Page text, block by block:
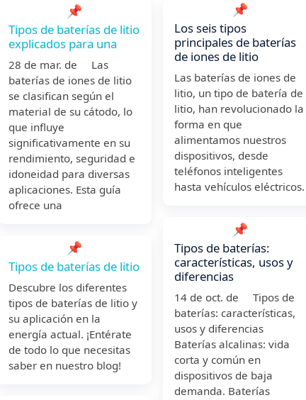
📌
Tipos de baterías de litio
explicados para una
28 de mar. de Las
baterías de iones de litio
se clasifican según el
material de su cátodo, lo
que influye
significativamente en su
rendimiento, seguridad e
idoneidad para diversas
aplicaciones. Esta guía
ofrece una
📌
Tipos de baterías de litio
Descubre los diferentes
tipos de baterías de litio y
su aplicación en la
energía actual. ¡Entérate
de todo lo que necesitas
saber en nuestro blog!
📌
Los seis tipos
principales de baterías
de iones de litio
Las baterías de iones de
litio, un tipo de batería de
litio, han revolucionado la
forma en que
alimentamos nuestros
dispositivos, desde
teléfonos inteligentes
hasta vehículos eléctricos.
📌
Tipos de baterías:
características, usos y
diferencias
14 de oct. de Tipos de
baterías: características,
usos y diferencias
Baterías alcalinas: vida
corta y común en
dispositivos de baja
demanda. Baterías